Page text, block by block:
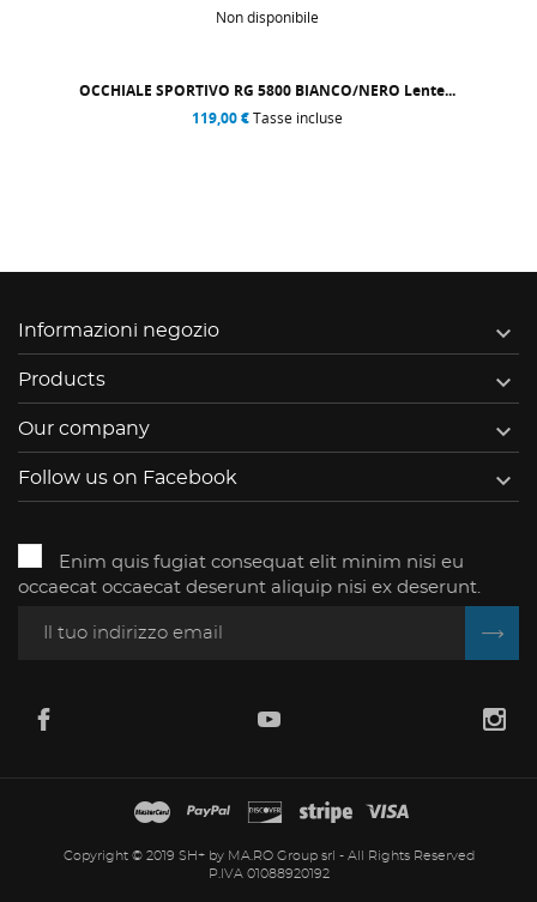
Non disponibile
OCCHIALE SPORTIVO RG 5800 GIALLO FLUO Lente...
119,00 €Tasse incluse
Informazioni negozio 
Products 
Our company 
Follow us on Facebook 
Enim quis fugiat consequat elit minim nisi eu
occaecat occaecat deserunt aliquip nisi ex deserunt.
Copyright © 2019 SH+ by MA.RO Group srl - All Rights Reserved
P.IVA 01088920192